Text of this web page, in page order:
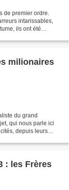
de premier ordre.
intarissables,
ils ont été
milionaires
du grand
qui nous parle ici
depuis leurs
: les Frères